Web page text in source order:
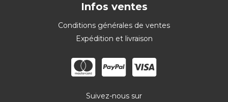
Infos ventes
Conditions générales de ventes
Expédition et livraison
Suivez-nous sur